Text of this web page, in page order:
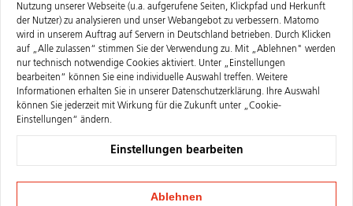
Nutzung unserer Webseite (u.a. aufgerufene Seiten, Klickpfad und Herkunft
der Nutzer) zu analysieren und unser Webangebot zu verbessern. Matomo
wird in unserem Auftrag auf Servern in Deutschland betrieben. Durch Klicken
auf „Alle zulassen“ stimmen Sie der Verwendung zu. Mit „Ablehnen" werden
nur technisch notwendige Cookies aktiviert. Unter „Einstellungen
bearbeiten“ können Sie eine individuelle Auswahl treffen. Weitere
Informationen erhalten Sie in unserer Datenschutzerklärung. Ihre Auswahl
können Sie jederzeit mit Wirkung für die Zukunft unter „Cookie-
Einstellungen“ ändern.
Einstellungen bearbeiten
Ablehnen